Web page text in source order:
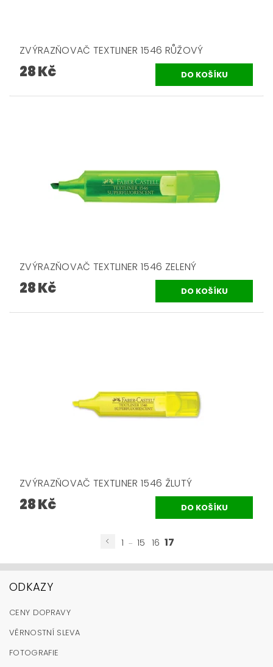
ZVÝRAZŇOVAČ TEXTLINER 1546 RŮŽOVÝ
28 Kč
ZVÝRAZŇOVAČ TEXTLINER 1546 ZELENÝ
28 Kč
ZVÝRAZŇOVAČ TEXTLINER 1546 ŽLUTÝ
28 Kč
1 ... 15 16 17
ODKAZY
CENY DOPRAVY
VĚRNOSTNÍ SLEVA
FOTOGRAFIE